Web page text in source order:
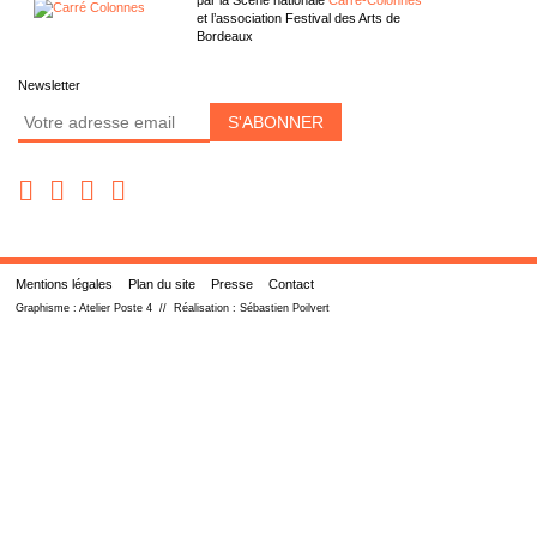
et l’association Festival des Arts de
Bordeaux
Newsletter
Mentions légales Plan du site Presse Contact
Graphisme : Atelier Poste 4 // Réalisation : Sébastien Poilvert